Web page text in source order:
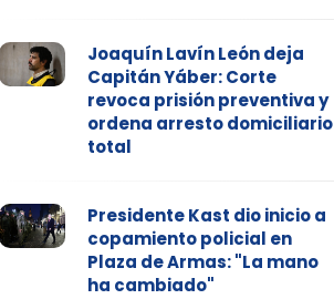
Joaquín Lavín León deja
Capitán Yáber: Corte
revoca prisión preventiva y
ordena arresto domiciliario
total
Presidente Kast dio inicio a
copamiento policial en
Plaza de Armas: "La mano
ha cambiado"